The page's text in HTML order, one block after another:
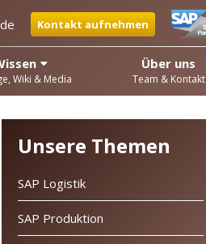
Kontakt aufnehmen
Wiki & Media
Über uns
Team & Kontakt
Unsere Themen
SAP Logistik
SAP Produktion